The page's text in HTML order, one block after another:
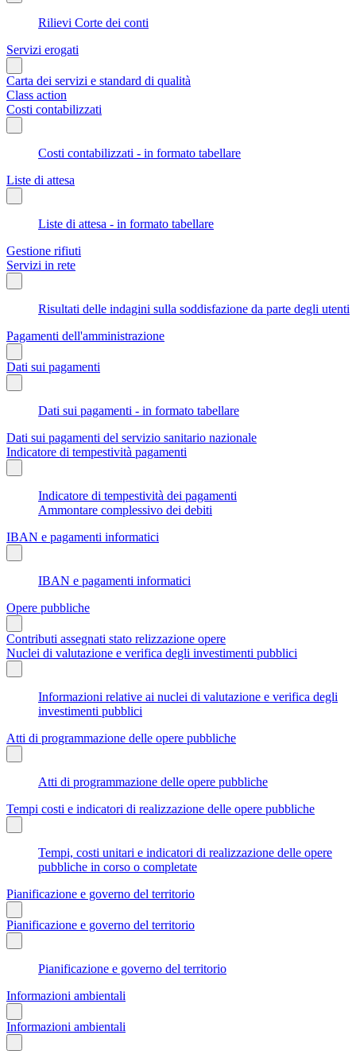
Rilievi Corte dei conti
Servizi erogati
Carta dei servizi e standard di qualità
Class action
Costi contabilizzati
Costi contabilizzati - in formato tabellare
Liste di attesa
Liste di attesa - in formato tabellare
Gestione rifiuti
Servizi in rete
Risultati delle indagini sulla soddisfazione da parte degli utenti
Pagamenti dell'amministrazione
Dati sui pagamenti
Dati sui pagamenti - in formato tabellare
Dati sui pagamenti del servizio sanitario nazionale
Indicatore di tempestività pagamenti
Indicatore di tempestività dei pagamenti
Ammontare complessivo dei debiti
IBAN e pagamenti informatici
IBAN e pagamenti informatici
Opere pubbliche
Contributi assegnati stato relizzazione opere
Nuclei di valutazione e verifica degli investimenti pubblici
Informazioni relative ai nuclei di valutazione e verifica degli
investimenti pubblici
Atti di programmazione delle opere pubbliche
Atti di programmazione delle opere pubbliche
Tempi costi e indicatori di realizzazione delle opere pubbliche
Tempi, costi unitari e indicatori di realizzazione delle opere
pubbliche in corso o completate
Pianificazione e governo del territorio
Pianificazione e governo del territorio
Pianificazione e governo del territorio
Informazioni ambientali
Informazioni ambientali